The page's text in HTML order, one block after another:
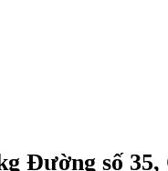
Đường số 35,